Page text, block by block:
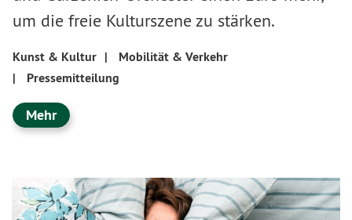
um die freie Kulturszene zu stärken.
Kunst & Kultur |
Mobilität & Verkehr
|
Pressemitteilung
Mehr